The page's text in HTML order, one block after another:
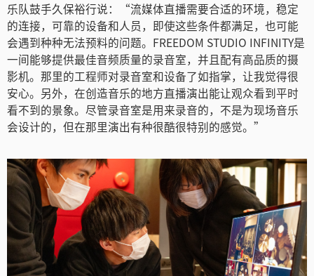
乐队鼓手久保裕行说：“流媒体直播需要合适的环境，稳定
的连接，可靠的设备和人员，即使这些条件都满足，也可能
会遇到种种无法预料的问题。FREEDOM STUDIO INFINITY是
一间能够提供最佳音频质量的录音室，并且配有高品质的摄
影机。那里的工程师对录音室和设备了如指掌，让我觉得很
安心。另外，在创造音乐的地方直播演出能让观众看到平时
看不到的景象。尽管录音室是用来录音的，不是为现场音乐
会设计的，但在那里演出有种很酷很特别的感觉。”